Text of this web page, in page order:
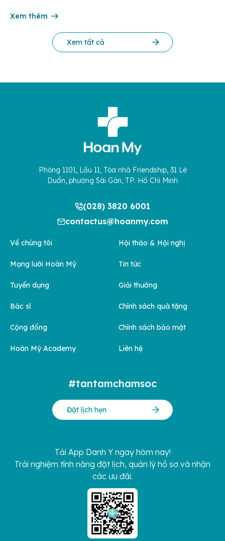
cứu Phát triển Doanh nghiệp Châu Á […]
Xem thêm
Xem tất cả
Phòng 1101, Lầu 11, Tòa nhà Friendship, 31 Lê
Duẩn, phường Sài Gòn, TP. Hồ Chí Minh
(028) 3820 6001
contactus@hoanmy.com
Về chúng tôi
Mạng lưới Hoàn Mỹ
Tuyển dụng
Bác sĩ
Cộng đồng
Hoàn Mỹ Academy
Hội thảo & Hội nghị
Tin tức
Giải thưởng
Chính sách quà tặng
Chính sách bảo mật
Liên hệ
#tantamchamsoc
Đặt lịch hẹn
Tải App Danh Y ngay hôm nay!
Trải nghiệm tính năng đặt lịch, quản lý hồ sơ và nhận
các ưu đãi.